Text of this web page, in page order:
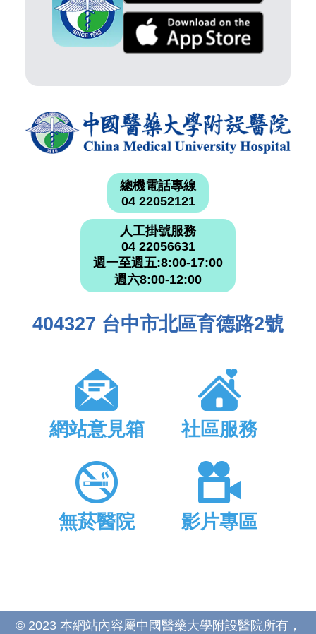
總機電話專線
04 22052121
人工掛號服務
04 22056631
週一至週五:8:00-17:00
週六8:00-12:00
404327 台中市北區育德路2號
網站意見箱 社區服務
無菸醫院 影片專區
© 2023 本網站內容屬中國醫藥大學附設醫院所有，